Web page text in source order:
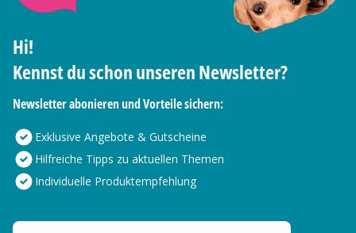
Hi!
Kennst du schon unseren Newsletter?
Newsletter abonieren und Vorteile sichern:
Exklusive Angebote & Gutscheine
Hilfreiche Tipps zu aktuellen Themen
Individuelle Produktempfehlung
Deine E-Mail Adresse